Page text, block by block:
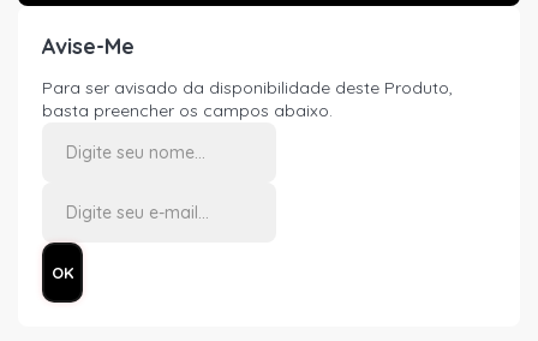
Avise-Me
Para ser avisado da disponibilidade deste Produto,
basta preencher os campos abaixo.